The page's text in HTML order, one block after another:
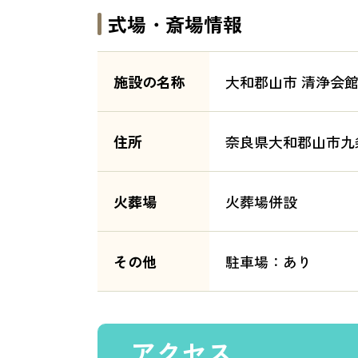
式場・斎場情報
施設の名称 大和郡山市 清浄会館
住所 奈良県大和郡山市九
火葬場 火葬場併設
その他 駐車場：あり